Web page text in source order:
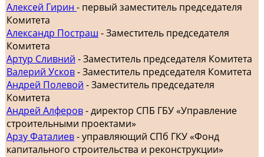
Алексей Гирин - первый заместитель председателя
Комитета
Александр Постраш - Заместитель председателя
Комитета
Артур Сливний - Заместитель председателя Комитета
Валерий Усков- Заместитель председателя Комитета
Андрей Полевой - Заместитель председателя
Комитета
Андрей Алферов- директор СПБ ГБУ «Управление
строительными проектами»
Арзу Фаталиев- управляющий СПб ГКУ «Фонд
капитального строительства и реконструкции»